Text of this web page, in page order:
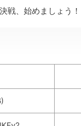
戦、始めましょう！